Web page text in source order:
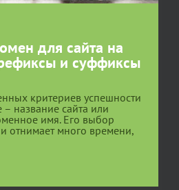
для сайта на
и суффиксы
критериев успешности
– название сайта или
имя. Его выбор
отнимает много времени,